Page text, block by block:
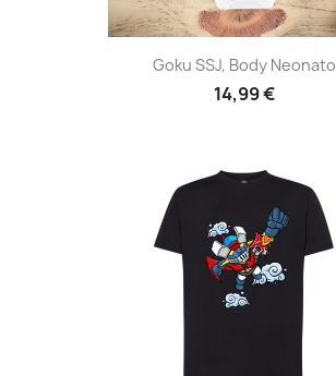
Goku SSJ, Body Neonato
14,99 €